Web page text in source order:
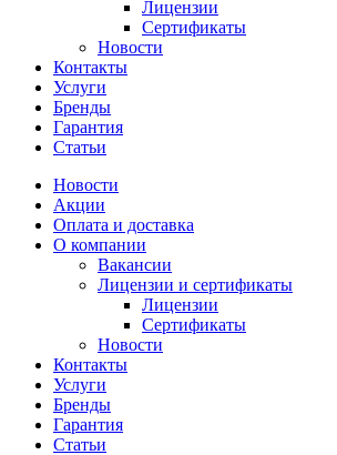
Лицензии
Сертификаты
Новости
Контакты
Услуги
Бренды
Гарантия
Статьи
Новости
Акции
Оплата и доставка
О компании
Вакансии
Лицензии и сертификаты
Лицензии
Сертификаты
Новости
Контакты
Услуги
Бренды
Гарантия
Статьи